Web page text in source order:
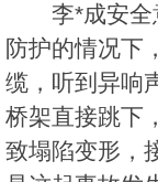
李*成安
防护的情况下
缆，听到异响
桥架直接跳下
致塌陷变形，